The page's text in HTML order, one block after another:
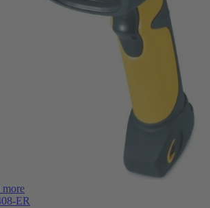
more
ER